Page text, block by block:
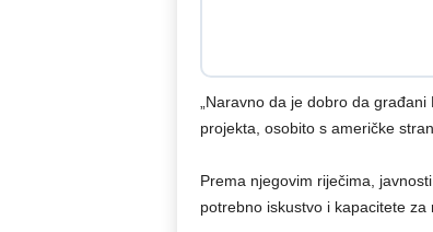
„Naravno da je dobro da
projekta, osobito s američke
Prema njegovim riječima,
potrebno iskustvo i kapacitete za